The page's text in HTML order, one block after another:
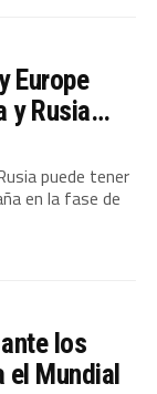
Europe
y Rusia…
puede tener
en la fase de
los
el Mundial